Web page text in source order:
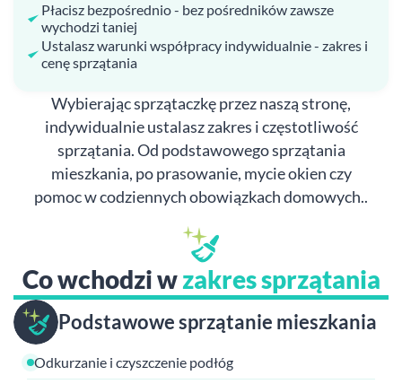
Płacisz bezpośrednio - bez pośredników zawsze
wychodzi taniej
Ustalasz warunki współpracy indywidualnie - zakres i
cenę sprzątania
Wybierając sprzątaczkę przez naszą stronę,
indywidualnie ustalasz zakres i częstotliwość
sprzątania. Od podstawowego sprzątania
mieszkania, po prasowanie, mycie okien czy
pomoc w codziennych obowiązkach domowych..
Co wchodzi wzakres sprzątania
Podstawowe sprzątanie mieszkania
Odkurzanie i czyszczenie podłóg